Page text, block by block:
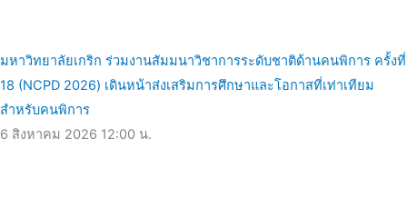
มหาวิทยาลัยเกริก ร่วมงานสัมมนาวิชาการระดับชาติด้านคนพิการ ครั้งที่
18 (NCPD 2026) เดินหน้าส่งเสริมการศึกษาและโอกาสที่เท่าเทียม
สำหรับคนพิการ
6 สิงหาคม 2026 12:00 น.